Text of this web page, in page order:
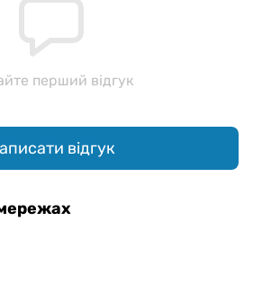
перший відгук
відгук